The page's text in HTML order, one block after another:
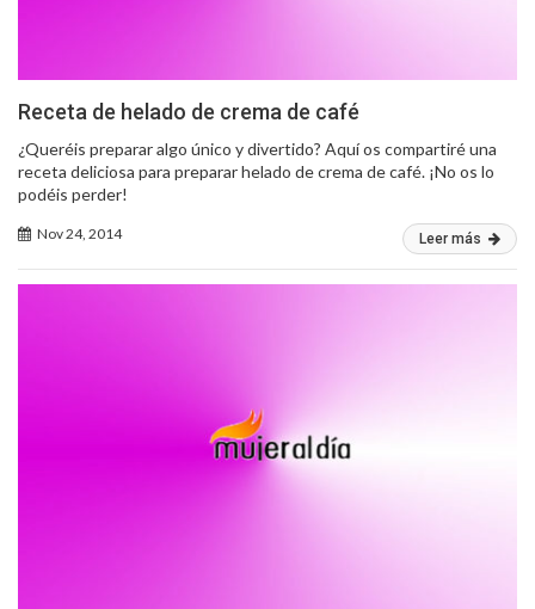
Receta de helado de crema de café
¿Queréis preparar algo único y divertido? Aquí os compartiré una
receta deliciosa para preparar helado de crema de café. ¡No os lo
podéis perder!
Nov 24, 2014 Leer más